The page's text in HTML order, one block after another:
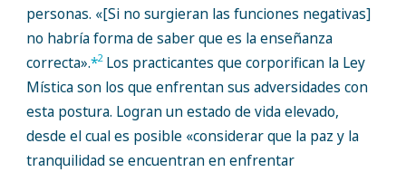
personas. «[Si no surgieran las funciones negativas]
no habría forma de saber que es la enseñanza
correcta».*2 Los practicantes que corporifican la Ley
Mística son los que enfrentan sus adversidades con
esta postura. Logran un estado de vida elevado,
desde el cual es posible «considerar que la paz y la
tranquilidad se encuentran en enfrentar